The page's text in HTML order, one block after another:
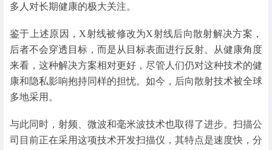
多人对长期健康的极大关注。
鉴于上述原因，X射线被修改为X射线后向散射解决方案，
后者不会穿透目标，而是从目标表面进行反射。从健康角度
来看，这种解决方案相对更好，尽管人们仍对这种技术的健
康和隐私影响抱持同样的担忧。如今，后向散射技术被全球
多地采用。
与此同时，射频、微波和毫米波技术也取得了进步。扫描公
司目前正在采用这项技术开发扫描仪，其特点是速度快，分